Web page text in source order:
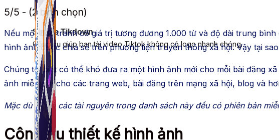
Simple Tikdown
Công cụ giúp bạn tải video Tiktok không có logo nhanh chóng.
5/5 - (2 bình chọn)
Nếu một bức tranh có giá trị tương đương 1.000 từ và độ dài trung
hình ảnh được chia sẻ trên phương tiện truyền thông xã hội. Vậy tại
Chúng tôi biết có thể khó đưa ra một hình ảnh mới cho mỗi bài đăng
ảnh miễn phí cho các trang web, bài đăng trên mạng xã hội, blog và
Mặc dù tất cả các tài nguyên trong danh sách này đều có phiên bản
Công cụ thiết kế hình ảnh